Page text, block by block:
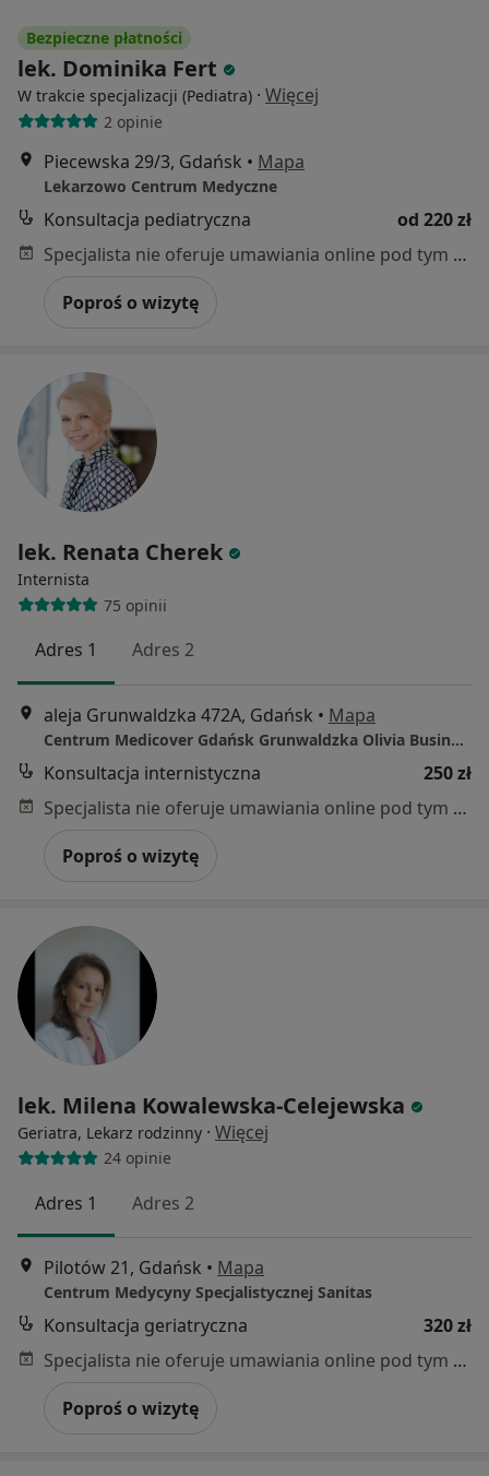
Bezpieczne płatności
lek. Dominika Fert
W trakcie specjalizacji (Pediatra) · Więcej
2 opinie
Piecewska 29/3, Gdańsk • Mapa
Lekarzowo Centrum Medyczne
Konsultacja pediatryczna
od 220 zł
Specjalista nie oferuje umawiania online pod tym adresem.
Poproś o wizytę
lek. Renata Cherek
Internista
75 opinii
Adres 1 Adres 2
aleja Grunwaldzka 472A, Gdańsk • Mapa
Centrum Medicover Gdańsk Grunwaldzka Olivia Business Center
Konsultacja internistyczna
250 zł
Specjalista nie oferuje umawiania online pod tym adresem.
Poproś o wizytę
lek. Milena Kowalewska-Celejewska
Geriatra, Lekarz rodzinny · Więcej
24 opinie
Adres 1 Adres 2
Pilotów 21, Gdańsk • Mapa
Centrum Medycyny Specjalistycznej Sanitas
Konsultacja geriatryczna
320 zł
Specjalista nie oferuje umawiania online pod tym adresem.
Poproś o wizytę